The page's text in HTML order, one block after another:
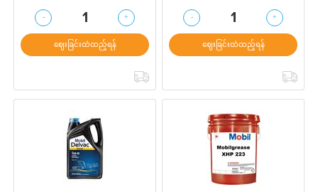
- 1
+
ဈေးခြင်းထဲထည့်ရန်
- 1
+
ဈေးခြင်းထဲထည့်ရန်